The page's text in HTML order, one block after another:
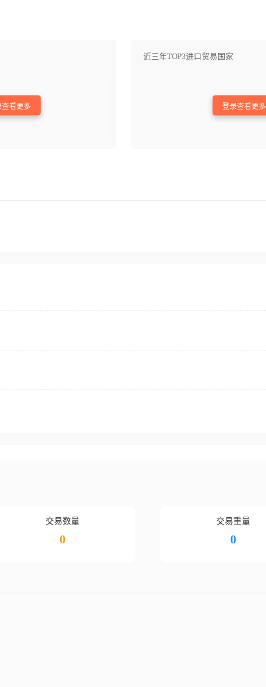
查看更多
近三年TOP3进口贸易国家
登录查看更多
交易数量
0
交易重量
0